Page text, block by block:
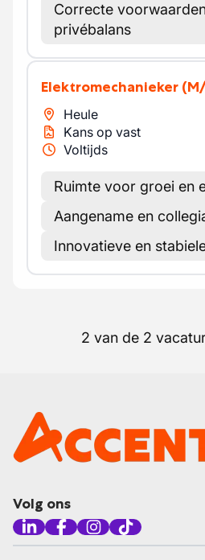
Correcte
privébalans
Elektromechanieker
Heule
Kans op vast
Voltijds
Ruimte voor groei en
Aangename en
Innovatieve en
2 van de 2
Volg ons